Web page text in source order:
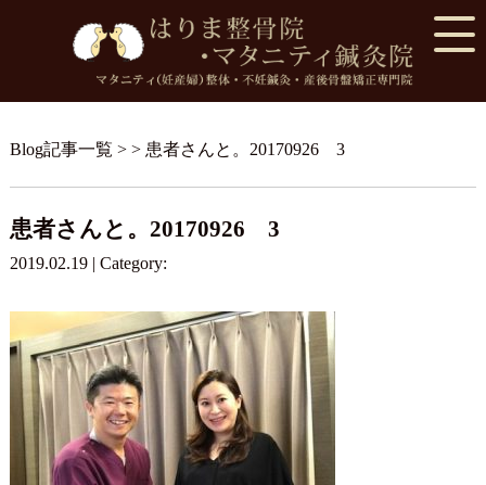
Blog記事一覧 > > 患者さんと。20170926 3
患者さんと。20170926 3
2019.02.19 | Category: